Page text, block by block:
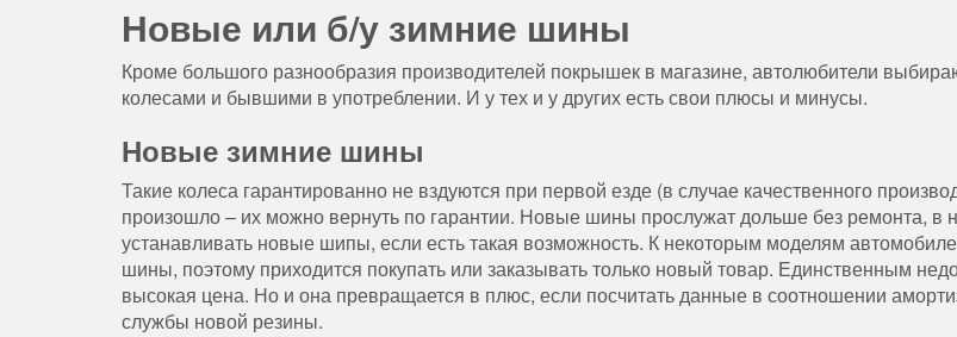
Новые или б/у зимние шины
Кроме большого разнообразия производителей покрышек в магазине, автолюбители
колесами и бывшими в употреблении. И у тех и у других есть свои плюсы и минусы.
Новые зимние шины
Такие колеса гарантированно не вздуются при первой езде (в случае качественного
произошло – их можно вернуть по гарантии. Новые шины прослужат дольше без ремонта, в
устанавливать новые шипы, если есть такая возможность. К некоторым моделям
шины, поэтому приходится покупать или заказывать только новый товар. Единственным
высокая цена. Но и она превращается в плюс, если посчитать данные в соотношении
службы новой резины.